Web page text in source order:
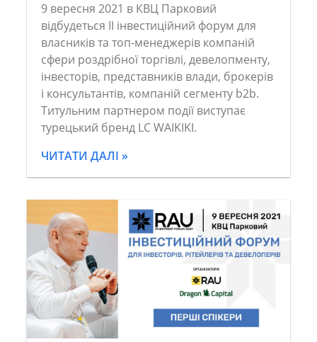
9 вересня 2021 в КВЦ Парковий
відбудеться II інвестиційний форум для
власників та топ-менеджерів компаній
сфери роздрібної торгівлі, девелопменту,
інвесторів, представників влади, брокерів
і консультантів, компаній сегменту b2b.
Титульним партнером події виступає
турецький бренд LC WAIKIKI.
ЧИТАТИ ДАЛІ »